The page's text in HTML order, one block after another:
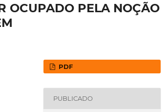
OCUPADO PELA NOÇÃO
PDF
PUBLICADO